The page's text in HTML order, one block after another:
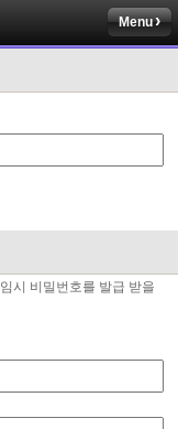
Menu
시 비밀번호를 발급 받을
해도 3명인거보면
00:19
00:19